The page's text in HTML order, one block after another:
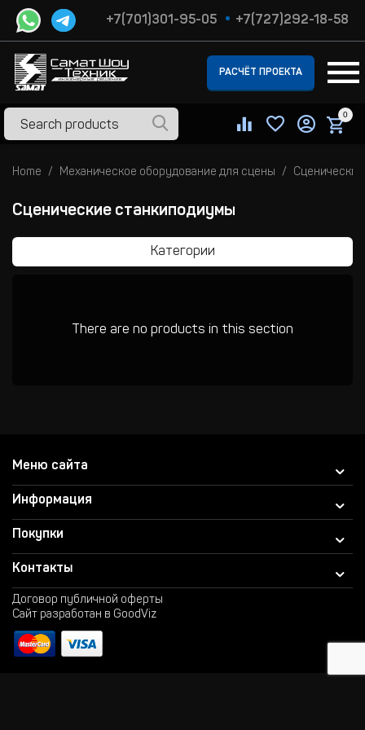
+7(701)301-95-05 +7(727)292-18-58
РАСЧЁТ ПРОЕКТА
0
Home Механическое оборудование для сцены
Сценические станкиподиумы
Категории
There are no products in this section
Меню сайта
Информация
Покупки
Контакты
Договор публичной оферты
Сайт разработан в GoodViz